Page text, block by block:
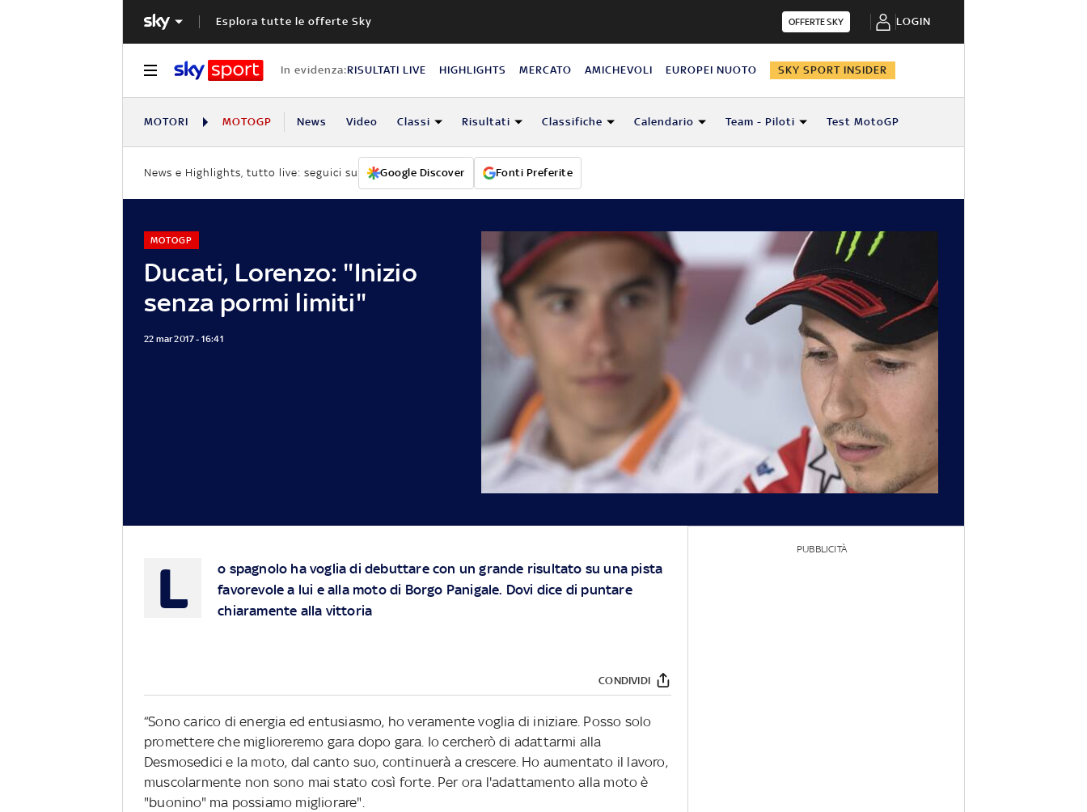
Esplora tutte le offerte Sky OFFERTE SKY LOGIN
In evidenza:RISULTATI LIVE HIGHLIGHTS MERCATO AMICHEVOLI EUROPEI NUOTO SKY SPORT INSIDER
MOTORI MOTOGP News Video Classi Risultati Classifiche Calendario Team - Piloti Test MotoGP
News e Highlights, tutto live: seguici su Google Discover Fonti Preferite
Ducati, Lorenzo: "Inizio
senza pormi limiti"
MOTOGP
22 mar 2017 - 16:41
L
o spagnolo ha voglia di debuttare con un grande risultato su una pista
favorevole a lui e alla moto di Borgo Panigale. Dovi dice di puntare
chiaramente alla vittoria
CONDIVIDI
“Sono carico di energia ed entusiasmo, ho veramente voglia di iniziare. Posso solo
promettere che miglioreremo gara dopo gara. Io cercherò di adattarmi alla
Desmosedici e la moto, dal canto suo, continuerà a crescere. Ho aumentato il lavoro,
muscolarmente non sono mai stato così forte. Per ora l'adattamento alla moto è
"buonino" ma possiamo migliorare".
PUBBLICITÀ